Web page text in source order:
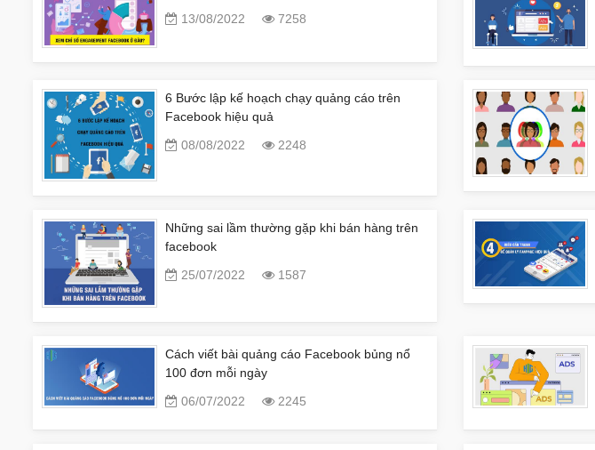
13/08/2022
7258
6 Bước lập kế hoạch chạy quảng cáo trên
Facebook hiệu quả
08/08/2022
2248
Những sai lầm thường gặp khi bán hàng trên
facebook
25/07/2022
1587
Cách viết bài quảng cáo Facebook bủng nổ
100 đơn mỗi ngày
06/07/2022
2245